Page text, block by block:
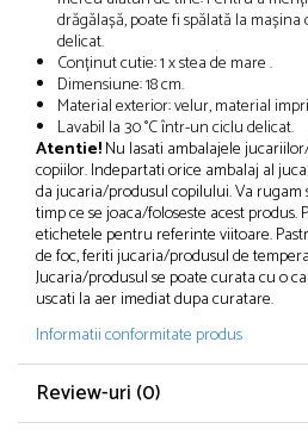
drăgălașă, poate fi spălată la mașina
delicat.
Conținut cutie: 1 x stea de mare .
Dimensiune: 18 cm.
Material exterior: velur, material
Lavabil la 30 °C într-un ciclu delicat.
Atentie!Nu lasati ambalajele
copiilor. Indepartati orice ambalaj al
da jucaria/produsul copilului. Va
timp ce se joaca/foloseste acest
etichetele pentru referinte viitoare.
de foc, feriti jucaria/produsul de
Jucaria/produsul se poate curata cu o
uscati la aer imediat dupa curatare.
Informatii conformitate produs
Review-uri (0)